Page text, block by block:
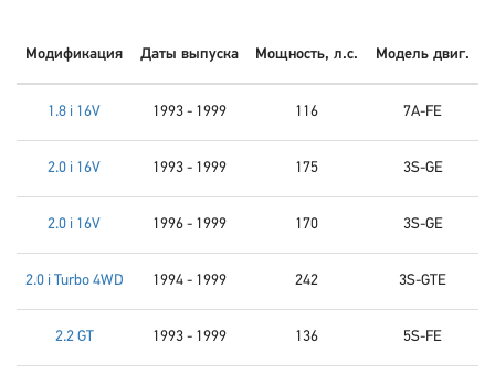
Модификация Даты выпуска Мощность, л.с. Модель двиг.
1.8 i 16V 1993 - 1999 116 7A-FE
2.0 i 16V 1993 - 1999 175 3S-GE
2.0 i 16V 1996 - 1999 170 3S-GE
2.0 i Turbo 4WD 1994 - 1999 242 3S-GTE
2.2 GT 1993 - 1999 136 5S-FE